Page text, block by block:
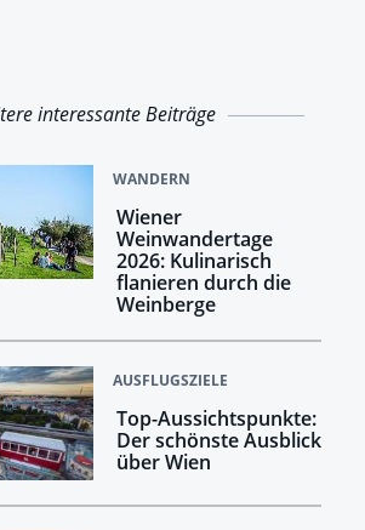
interessante Beiträge
WANDERN
Wiener
Weinwandertage
2026: Kulinarisch
flanieren durch die
Weinberge
AUSFLUGSZIELE
Top-Aussichtspunkte:
Der schönste Ausblick
über Wien